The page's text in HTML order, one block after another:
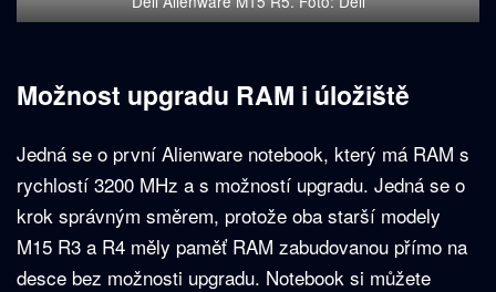
Možnost upgradu RAM i úložiště
Jedná se o první Alienware notebook, který má RAM s
rychlostí 3200 MHz a s možností upgradu. Jedná se o
krok správným směrem, protože oba starší modely
M15 R3 a R4 měly paměť RAM zabudovanou přímo na
desce bez možnosti upgradu. Notebook si můžete